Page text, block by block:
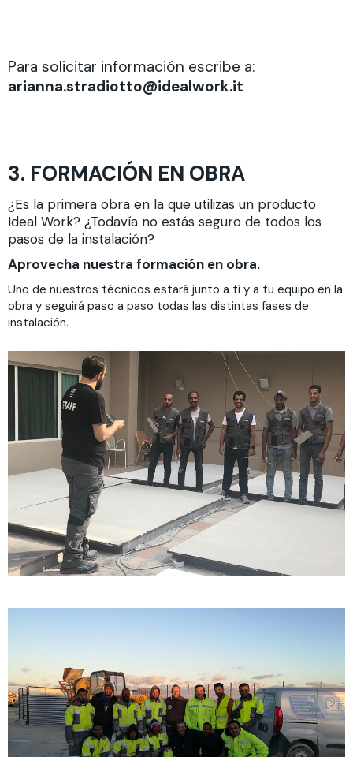
Para solicitar información escribe a:
arianna.stradiotto@idealwork.it
3. FORMACIÓN EN OBRA
¿Es la primera obra en la que utilizas un producto
Ideal Work? ¿Todavía no estás seguro de todos los
pasos de la instalación?
Aprovecha nuestra formación en obra.
Uno de nuestros técnicos estará junto a ti y a tu equipo en la
obra y seguirá paso a paso todas las distintas fases de
instalación.